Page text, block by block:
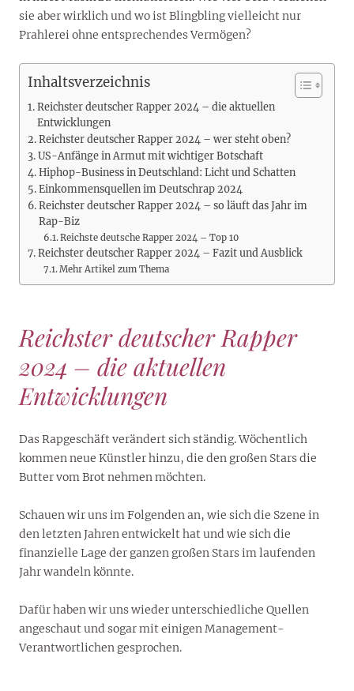
sie aber wirklich und wo ist Blingbling vielleicht nur
Prahlerei ohne entsprechendes Vermögen?
Inhaltsverzeichnis
Reichster deutscher Rapper 2024 – die aktuellen
Entwicklungen
Reichster deutscher Rapper 2024 – wer steht oben?
US-Anfänge in Armut mit wichtiger Botschaft
Hiphop-Business in Deutschland: Licht und Schatten
Einkommensquellen im Deutschrap 2024
Reichster deutscher Rapper 2024 – so läuft das Jahr im
Rap-Biz
Reichste deutsche Rapper 2024 – Top 10
Reichster deutscher Rapper 2024 – Fazit und Ausblick
Mehr Artikel zum Thema
Reichster deutscher Rapper
2024 – die aktuellen
Entwicklungen
Das Rapgeschäft verändert sich ständig. Wöchentlich
kommen neue Künstler hinzu, die den großen Stars die
Butter vom Brot nehmen möchten.
Schauen wir uns im Folgenden an, wie sich die Szene in
den letzten Jahren entwickelt hat und wie sich die
finanzielle Lage der ganzen großen Stars im laufenden
Jahr wandeln könnte.
Dafür haben wir uns wieder unterschiedliche Quellen
angeschaut und sogar mit einigen Management-
Verantwortlichen gesprochen.